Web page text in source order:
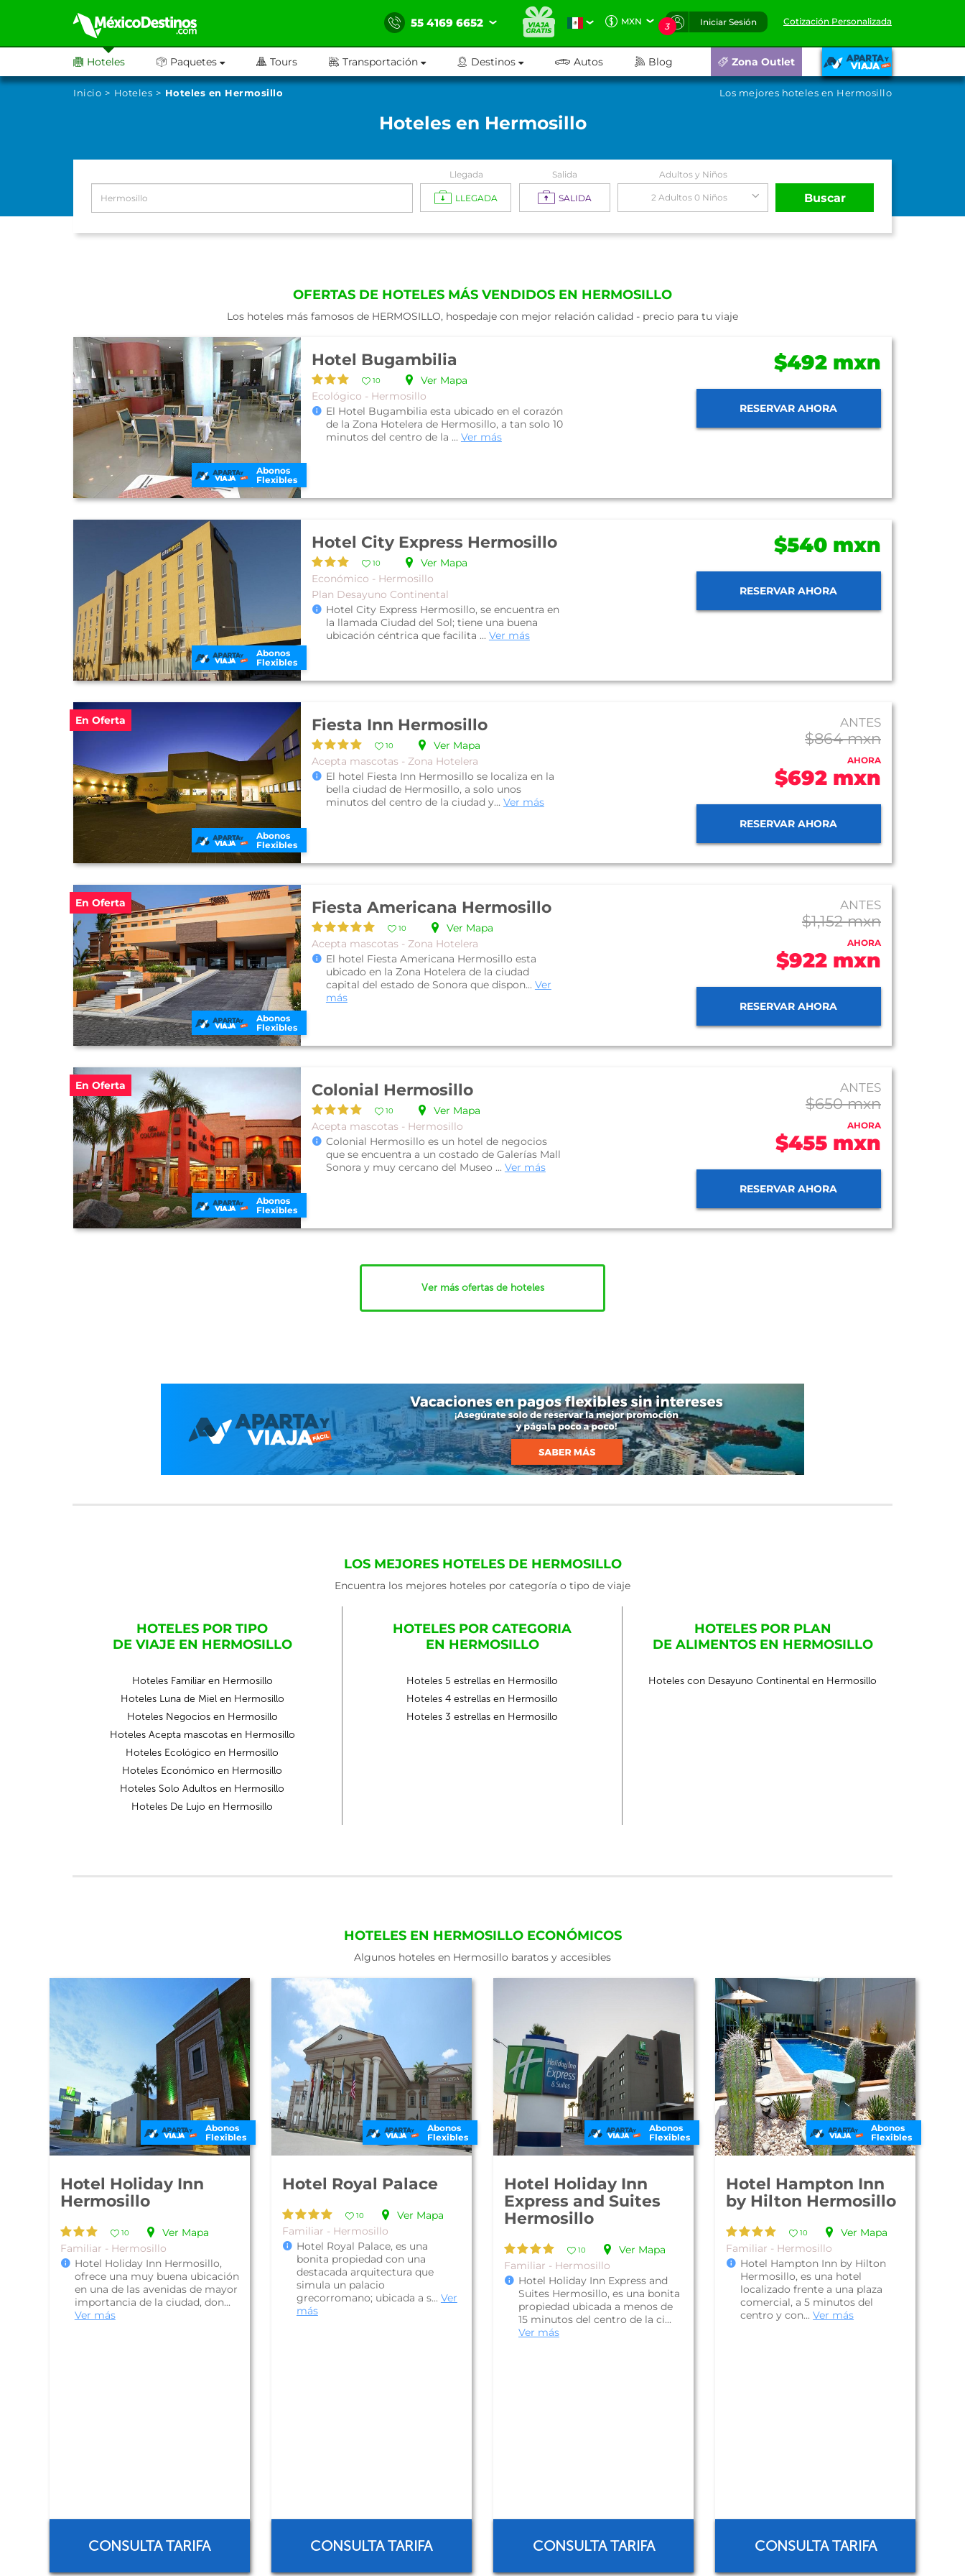
55 4169 6652 MXN 3 Iniciar Sesión Cotización Personalizada
Hoteles Paquetes Tours Transportación Destinos Autos Blog Zona Outlet
Inicio Hoteles Hoteles en Hermosillo Los mejores hoteles en Hermosillo
Hoteles en Hermosillo
Llegada
LLEGADA
Salida
SALIDA
Adultos y Niños
2 Adultos 0 Niños Buscar
OFERTAS DE HOTELES MÁS VENDIDOS EN HERMOSILLO
Los hoteles más famosos de HERMOSILLO, hospedaje con mejor relación calidad - precio para tu viaje
Abonos
Flexibles
Hotel Bugambilia
10
Ver Mapa
Ecológico - Hermosillo
El Hotel Bugambilia esta ubicado en el corazón
de la Zona Hotelera de Hermosillo, a tan solo 10
minutos del centro de la ... Ver más
$492 mxn
RESERVAR AHORA
Abonos
Flexibles
Hotel City Express Hermosillo
10
Ver Mapa
Económico - Hermosillo
Plan Desayuno Continental
Hotel City Express Hermosillo, se encuentra en
la llamada Ciudad del Sol; tiene una buena
ubicación céntrica que facilita ... Ver más
$540 mxn
RESERVAR AHORA
En Oferta
Abonos
Flexibles
Fiesta Inn Hermosillo
10
Ver Mapa
Acepta mascotas - Zona Hotelera
El hotel Fiesta Inn Hermosillo se localiza en la
bella ciudad de Hermosillo, a solo unos
minutos del centro de la ciudad y... Ver más
ANTES
$864 mxn
AHORA
$692 mxn
RESERVAR AHORA
En Oferta
Abonos
Flexibles
Fiesta Americana Hermosillo
10
Ver Mapa
Acepta mascotas - Zona Hotelera
El hotel Fiesta Americana Hermosillo esta
ubicado en la Zona Hotelera de la ciudad
capital del estado de Sonora que dispon... Ver
más
ANTES
$1,152 mxn
AHORA
$922 mxn
RESERVAR AHORA
En Oferta
Abonos
Flexibles
Colonial Hermosillo
10
Ver Mapa
Acepta mascotas - Hermosillo
Colonial Hermosillo es un hotel de negocios
que se encuentra a un costado de Galerías Mall
Sonora y muy cercano del Museo ... Ver más
ANTES
$650 mxn
AHORA
$455 mxn
RESERVAR AHORA
Ver más ofertas de hoteles
LOS MEJORES HOTELES DE HERMOSILLO
Encuentra los mejores hoteles por categoría o tipo de viaje
HOTELES POR TIPO
DE VIAJE EN HERMOSILLO
Hoteles Familiar en Hermosillo
Hoteles Luna de Miel en Hermosillo
Hoteles Negocios en Hermosillo
Hoteles Acepta mascotas en Hermosillo
Hoteles Ecológico en Hermosillo
Hoteles Económico en Hermosillo
Hoteles Solo Adultos en Hermosillo
Hoteles De Lujo en Hermosillo
HOTELES POR CATEGORIA
EN HERMOSILLO
Hoteles 5 estrellas en Hermosillo
Hoteles 4 estrellas en Hermosillo
Hoteles 3 estrellas en Hermosillo
HOTELES POR PLAN
DE ALIMENTOS EN HERMOSILLO
Hoteles con Desayuno Continental en Hermosillo
HOTELES EN HERMOSILLO ECONÓMICOS
Algunos hoteles en Hermosillo baratos y accesibles
Abonos
Flexibles
Hotel Holiday Inn
Hermosillo
10
Ver Mapa
Familiar - Hermosillo
Hotel Holiday Inn Hermosillo,
ofrece una muy buena ubicación
en una de las avenidas de mayor
importancia de la ciudad, don...
Ver más
CONSULTA TARIFA
Abonos
Flexibles
Hotel Royal Palace
10
Ver Mapa
Familiar - Hermosillo
Hotel Royal Palace, es una
bonita propiedad con una
destacada arquitectura que
simula un palacio
grecorromano; ubicada a s... Ver
más
CONSULTA TARIFA
Abonos
Flexibles
Hotel Holiday Inn
Express and Suites
Hermosillo
10
Ver Mapa
Familiar - Hermosillo
Hotel Holiday Inn Express and
Suites Hermosillo, es una bonita
propiedad ubicada a menos de
15 minutos del centro de la ci...
Ver más
CONSULTA TARIFA
Abonos
Flexibles
Hotel Hampton Inn
by Hilton Hermosillo
10
Ver Mapa
Familiar - Hermosillo
Hotel Hampton Inn by Hilton
Hermosillo, es una hotel
localizado frente a una plaza
comercial, a 5 minutos del
centro y con...Ver más
CONSULTA TARIFA